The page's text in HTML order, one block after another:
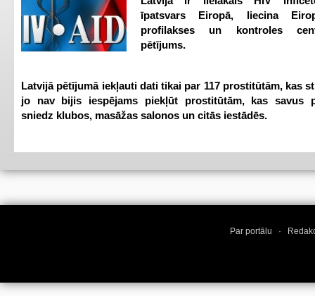
īpatsvars Eiropā, liecina
profilakses un kontroles
pētījums.
Latvijā pētījumā iekļauti dati tikai par 117 prostitūtām, kas
jo nav bijis iespējams piekļūt prostitūtām, kas savus
sniedz klubos, masāžas salonos un citās iestādēs.
Par portālu ·